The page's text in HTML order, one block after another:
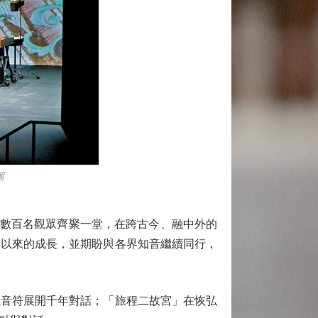
名觀眾齊聚一堂，在跨古今、融中外的
來的成長，並期盼與各界知音繼續同行，
展開千年對話；「旅程二故宮」在恢弘